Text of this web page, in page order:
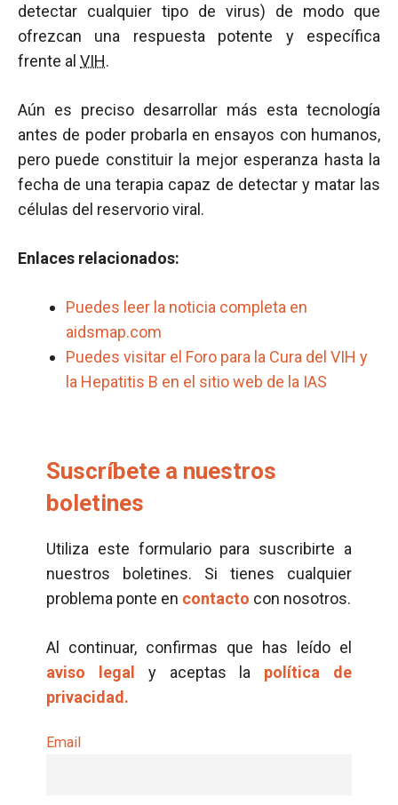
detectar cualquier tipo de virus) de modo que
ofrezcan una respuesta potente y específica
frente al VIH.
Aún es preciso desarrollar más esta tecnología
antes de poder probarla en ensayos con humanos,
pero puede constituir la mejor esperanza hasta la
fecha de una terapia capaz de detectar y matar las
células del reservorio viral.
Enlaces relacionados:
Puedes leer la noticia completa en
aidsmap.com
Puedes visitar el Foro para la Cura del VIH y
la Hepatitis B en el sitio web de la IAS
Suscríbete a nuestros
boletines
Utiliza este formulario para suscribirte a
nuestros boletines. Si tienes cualquier
problema ponte en contacto con nosotros.
Al continuar, confirmas que has leído el
aviso legal y aceptas la política de
privacidad.
Email